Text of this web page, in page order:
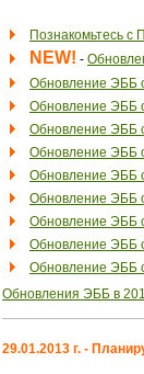
Познакомьтесь
NEW! -
Обновление ЭББ
Обновление ЭББ
Обновление ЭББ
Обновление ЭББ
Обновление ЭББ
Обновление ЭББ
Обновление ЭББ
Обновление ЭББ
Обновление ЭББ
Обновления ЭББ в
29.01.2013 г. -